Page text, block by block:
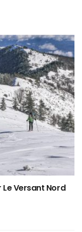
Le Versant Nord